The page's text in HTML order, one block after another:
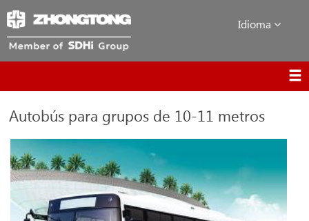
Idioma
Autobús para grupos de 10-11 metros